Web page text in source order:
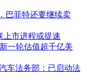
巴菲特还要继续卖
上市进程或提速
一轮估值超千亿美
车法务部：已启动法